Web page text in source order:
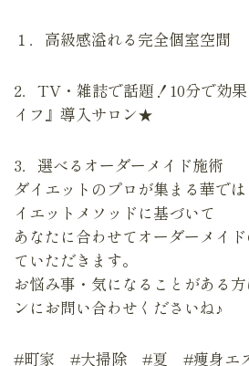
１．高級感溢れる完全個室空間
2．TV・雑誌で話題！10分で効
イフ』導入サロン★
3．選べるオーダーメイド施術
ダイエットのプロが集まる華で
イエットメソッドに基づいて
あなたに合わせてオーダーメイ
ていただきます。
お悩み事・気になることがある
ンにお問い合わせくださいね♪
#町家 #大掃除 #夏 #痩身エス